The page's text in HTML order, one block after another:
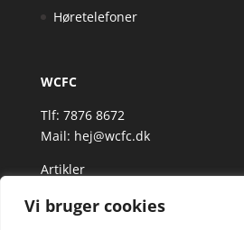
Vi bruger cookies
Høretelefoner
WCFC
Tlf: 7876 8672
Mail: hej@wcfc.dk
Artikler